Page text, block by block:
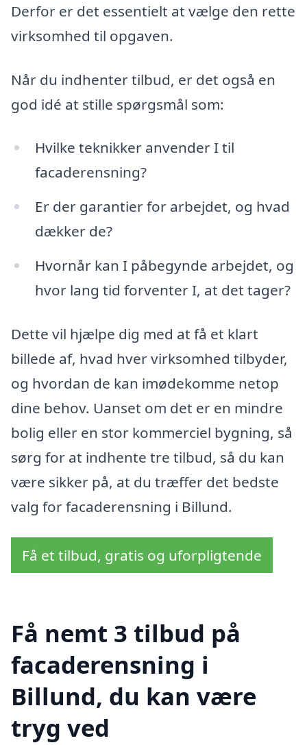
Derfor er det essentielt at vælge den rette
virksomhed til opgaven.
Når du indhenter tilbud, er det også en
god idé at stille spørgsmål som:
Hvilke teknikker anvender I til
facaderensning?
Er der garantier for arbejdet, og hvad
dækker de?
Hvornår kan I påbegynde arbejdet, og
hvor lang tid forventer I, at det tager?
Dette vil hjælpe dig med at få et klart
billede af, hvad hver virksomhed tilbyder,
og hvordan de kan imødekomme netop
dine behov. Uanset om det er en mindre
bolig eller en stor kommerciel bygning, så
sørg for at indhente tre tilbud, så du kan
være sikker på, at du træffer det bedste
valg for facaderensning i Billund.
Få et tilbud, gratis og uforpligtende
Få nemt 3 tilbud på
facaderensning i
Billund, du kan være
tryg ved